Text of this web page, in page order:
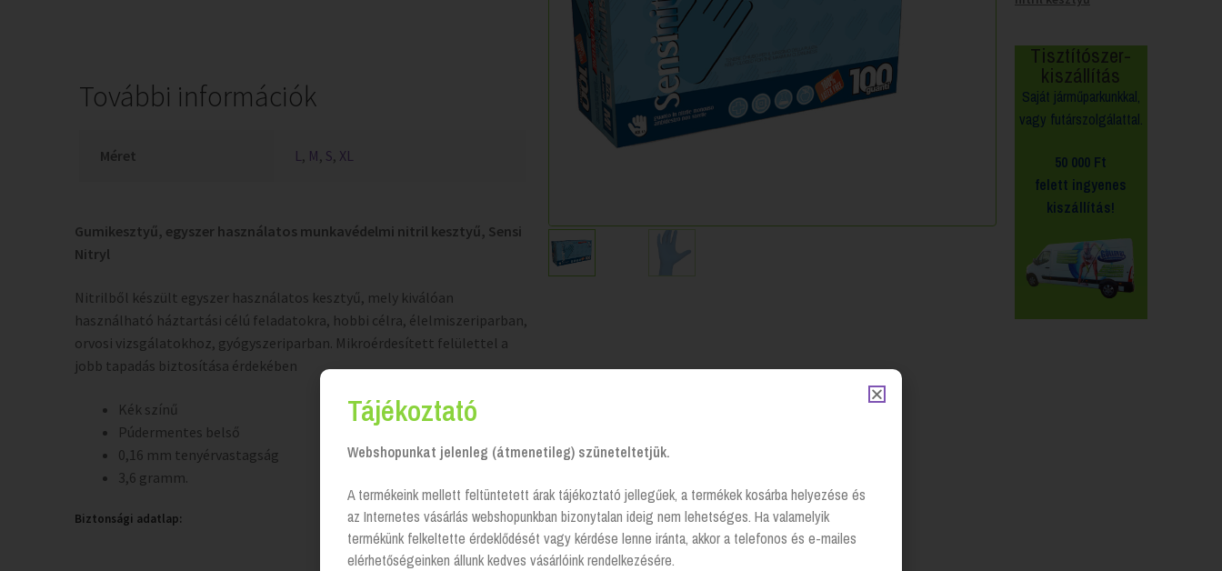
További információk
Méret L M S XL
Gumikesztyű, egyszer használatos munkavédelmi nitril kesztyű, Sensi
Nitryl
Nitrilből készült egyszer használatos kesztyű, mely kiválóan
használható háztartási célú feladatokra, hobbi célra, élelmiszeriparban,
orvosi vizsgálatokhoz, gyógyszeriparban. Mikroérdesített felülettel a
jobb tapadás biztosítása érdekében
Kék színű
Púdermentes belső
0,16 mm tenyérvastagság
3,6 gramm.
Biztonsági adatlap:
Tisztítószer-
kiszállítás
Saját járműparkunkkal,
vagy futárszolgálattal.
50 000 Ft
felett ingyenes
kiszállítás!
Tájékoztató
Webshopunkat jelenleg (átmenetileg) szüneteltetjük.
A termékeink mellett feltüntetett árak tájékoztató jellegűek, a termékek kosárba helyezése és
az Internetes vásárlás webshopunkban bizonytalan ideig nem lehetséges. Ha valamelyik
termékünk felkeltette érdeklődését vagy kérdése lenne iránta, akkor a telefonos és e-mailes
elérhetőségeinken állunk kedves vásárlóink rendelkezésére.